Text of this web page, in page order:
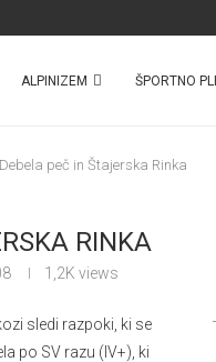
ALPINIZEM ŠPORTNO
Debela peč in Štajerska Rinka
RINKA
1,2K views
sledi razpoki, ki se
po SV razu (IV+), ki